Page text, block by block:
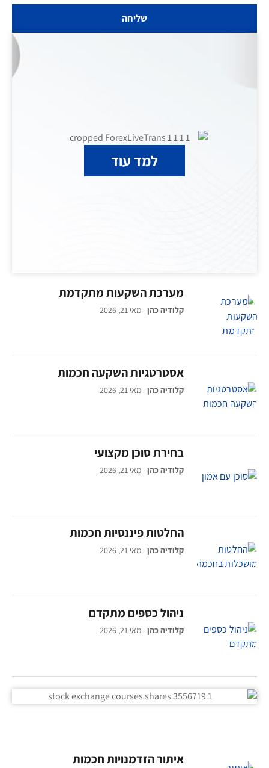
שליחה
למד עוד
מערכת השקעות מתקדמת
קלודיה כהן מאי 21, 2026
אסטרטגיות השקעה חכמות
קלודיה כהן מאי 21, 2026
בחירת סוכן מקצועי
קלודיה כהן מאי 21, 2026
החלטות פיננסיות חכמות
קלודיה כהן מאי 21, 2026
ניהול כספים מתקדם
קלודיה כהן מאי 21, 2026
איתור הזדמנויות חכמות